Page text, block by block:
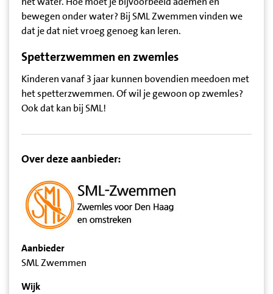
bewegen onder water? Bij SML Zwemmen vinden we
dat je dat niet vroeg genoeg kan leren.
Spetterzwemmen en zwemles
Kinderen vanaf 3 jaar kunnen bovendien meedoen met
het spetterzwemmen. Of wil je gewoon op zwemles?
Ook dat kan bij SML!
Over deze aanbieder:
Aanbieder
SML Zwemmen
Wijk